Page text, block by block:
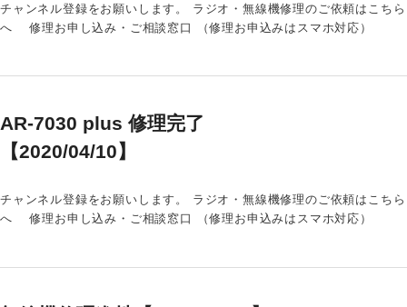
チャンネル登録をお願いします。 ラジオ・無線機修理のご依頼はこちら
へ 修理お申し込み・ご相談窓口 （修理お申込みはスマホ対応）
AR-7030 plus 修理完了
【2020/04/10】
チャンネル登録をお願いします。 ラジオ・無線機修理のご依頼はこちら
へ 修理お申し込み・ご相談窓口 （修理お申込みはスマホ対応）